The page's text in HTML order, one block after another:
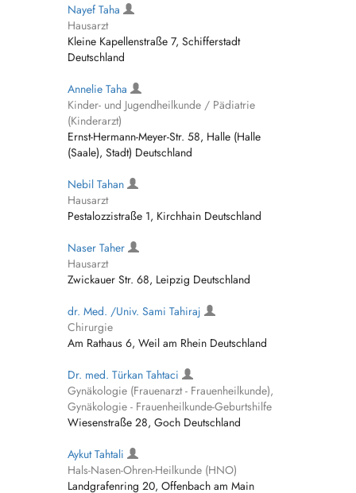
Nayef Taha
Hausarzt
Kleine Kapellenstraße 7, Schifferstadt
Deutschland
Annelie Taha
Kinder- und Jugendheilkunde / Pädiatrie
(Kinderarzt)
Ernst-Hermann-Meyer-Str. 58, Halle (Halle
(Saale), Stadt) Deutschland
Nebil Tahan
Hausarzt
Pestalozzistraße 1, Kirchhain Deutschland
Naser Taher
Hausarzt
Zwickauer Str. 68, Leipzig Deutschland
dr. Med. /Univ. Sami Tahiraj
Chirurgie
Am Rathaus 6, Weil am Rhein Deutschland
Dr. med. Türkan Tahtaci
Gynäkologie (Frauenarzt - Frauenheilkunde),
Gynäkologie - Frauenheilkunde-Geburtshilfe
Wiesenstraße 28, Goch Deutschland
Aykut Tahtali
Hals-Nasen-Ohren-Heilkunde (HNO)
Landgrafenring 20, Offenbach am Main